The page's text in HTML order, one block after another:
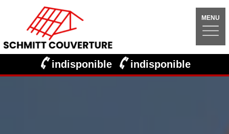
MENU
indisponible indisponible